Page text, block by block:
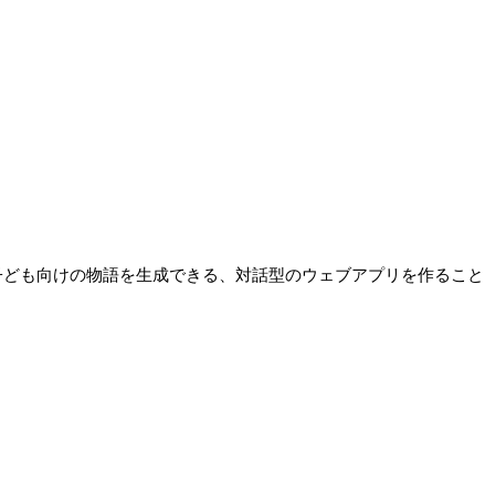
も向けの物語を生成できる、対話型のウェブアプリを作るこ